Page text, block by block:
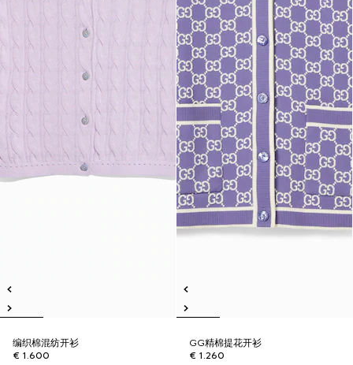
编织棉混纺开衫
€ 1.600
GG精棉提花开衫
€ 1.260